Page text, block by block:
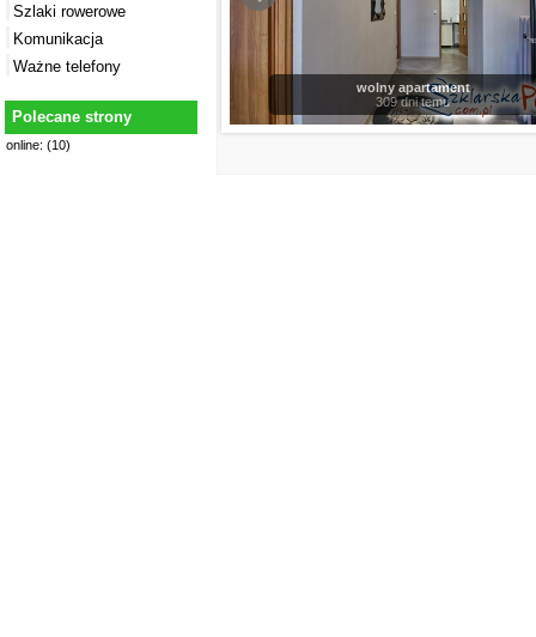
Szlaki rowerowe
Komunikacja
Ważne telefony
Polecane strony
online: (10)
wolny apartament
309 dni temu